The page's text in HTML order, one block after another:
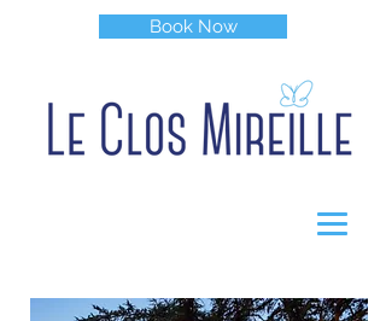
Book Now